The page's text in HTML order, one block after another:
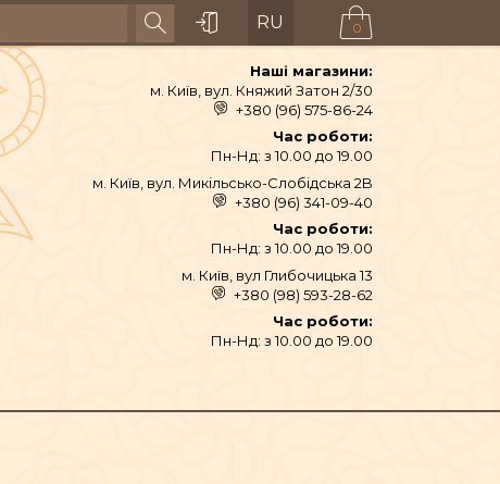
RU 0
Наші магазини:
м. Київ, вул. Княжий Затон 2/30
+380 (96) 575-86-24
Час роботи:
Пн-Нд: з 10.00 до 19.00
м. Київ, вул. Микільсько-Слобідська 2B
+380 (96) 341-09-40
Час роботи:
Пн-Нд: з 10.00 до 19.00
м. Київ, вул Глибочицька 13
+380 (98) 593-28-62
Час роботи:
Пн-Нд: з 10.00 до 19.00